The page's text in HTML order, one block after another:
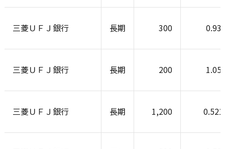
三菱ＵＦＪ銀行 長期 300
三菱ＵＦＪ銀行 長期 200
三菱ＵＦＪ銀行 長期 1,200